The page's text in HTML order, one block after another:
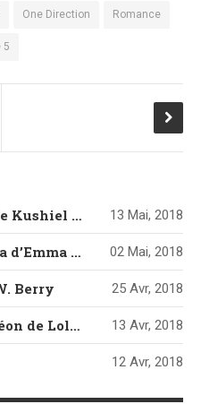
One Direction Romance
5
Imriel, tome 3 : La grâce de Kushiel de Jacqueline Carey 13 Mai, 2018
Castelletto, tome 1 : Chiara d’Emma Mars 02 Mai, 2018
Berry 25 Avr, 2018
La délivrance de l’accordéon de Loli Artésia 13 Avr, 2018
12 Avr, 2018